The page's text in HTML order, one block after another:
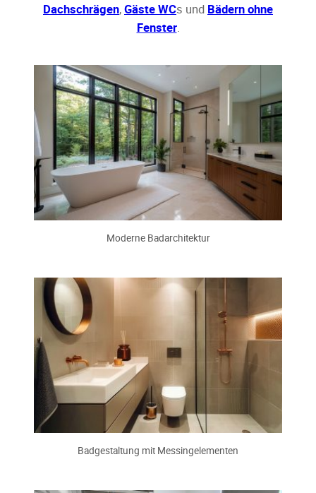
Dachschrägen,Gäste WCs und Bädern ohne
Fenster.
Moderne Badarchitektur
Badgestaltung mit Messingelementen